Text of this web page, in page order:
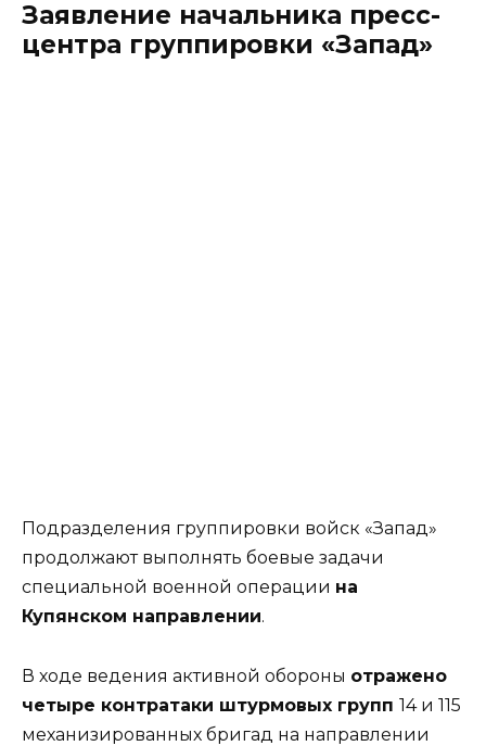
Заявление начальника пресс-
центра группировки «Запад»
Подразделения группировки войск «Запад»
продолжают выполнять боевые задачи
специальной военной операции на
Купянском направлении.
В ходе ведения активной обороны отражено
четыре контратаки штурмовых групп 14 и 115
механизированных бригад на направлении